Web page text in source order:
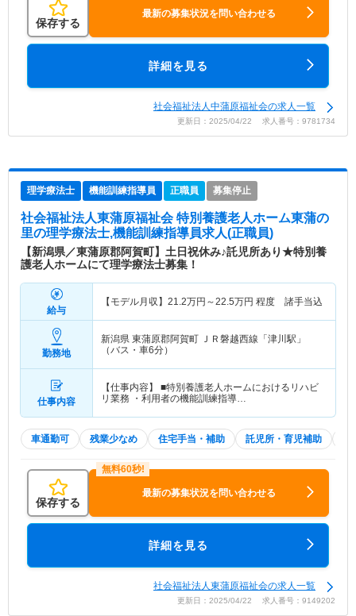
保存する
最新の募集状況を問い合わせる
詳細を見る
社会福祉法人中蒲原福祉会の求人一覧
更新日：2025/04/22 求人番号：9781734
理学療法士 機能訓練指導員 正職員 募集停止
社会福祉法人東蒲原福祉会 特別養護老人ホーム東蒲の
里の理学療法士,機能訓練指導員求人(正職員)
【新潟県／東蒲原郡阿賀町】土日祝休み♪託児所あり★特別養
護老人ホームにて理学療法士募集！
給与
【モデル月収】 21.2万円～22.5万円 程度 諸手当込
勤務地
新潟県 東蒲原郡阿賀町 ＪＲ磐越西線「津川駅」
（バス・車6分）
仕事内容
【仕事内容】 ■特別養護老人ホームにおけるリハビ
リ業務 ・利用者の機能訓練指導…
車通勤可 残業少なめ 住宅手当・補助 託児所・育児補助
保存する
最新の募集状況を問い合わせる
詳細を見る
社会福祉法人東蒲原福祉会の求人一覧
更新日：2025/04/22 求人番号：9149202